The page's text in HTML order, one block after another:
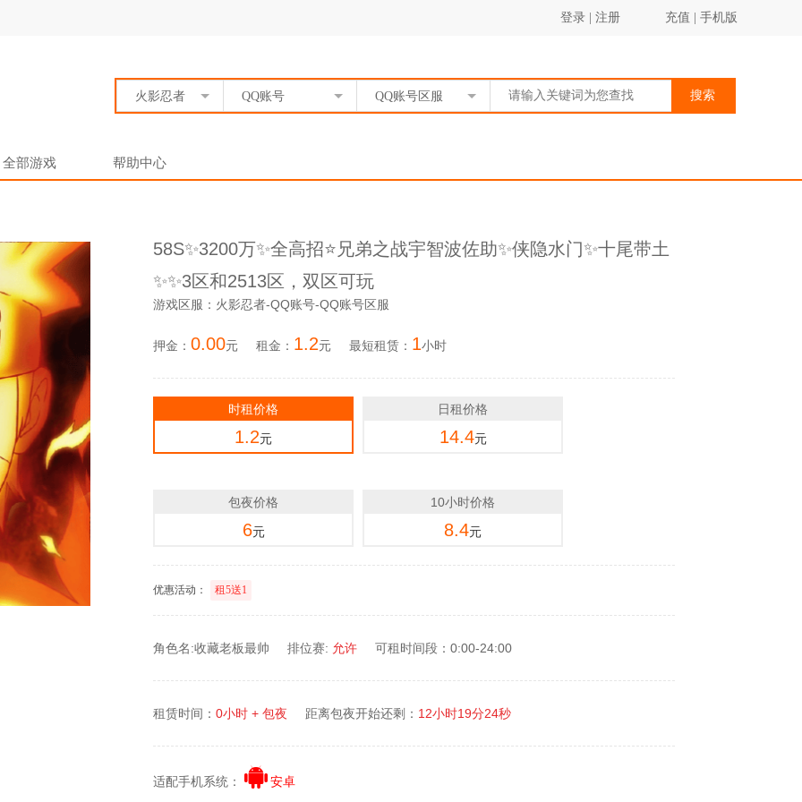
登录 注册 充值 手机版
火影忍者 QQ账号 QQ账号区服 搜索
全部游戏 帮助中心
58S✨3200万✨全高招⭐️兄弟之战宇智波佐助✨侠隐水门✨十尾带土
✨✨3区和2513区，双区可玩
游戏区服：火影忍者-QQ账号-QQ账号区服
押金： 0.00元 租金： 1.2元 最短租赁： 1小时
时租价格
1.2元
日租价格
14.4元
包夜价格
6元
10小时价格
8.4元
优惠活动： 租5送1
角色名:收藏老板最帅 排位赛: 允许 可租时间段：0:00-24:00
租赁时间： 0小时 + 包夜 距离包夜开始还剩： 12小时19分24秒
适配手机系统： 安卓